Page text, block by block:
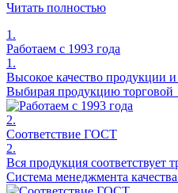
Читать полностью
1.
Работаем с 1993 года
1.
Высокое качество продукции
Выбирая продукцию торговой
2.
Соответствие ГОСТ
2.
Вся продукция соответствует
Система менеджмента